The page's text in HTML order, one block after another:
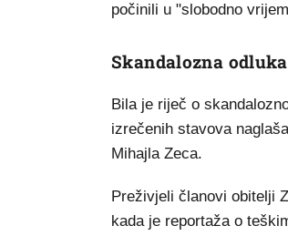
počinili u "slobodno
Skandalozna
Bila je riječ o
izrečenih stavova
Mihajla Zeca.
Preživjeli članovi obitelji
kada je reportaža o